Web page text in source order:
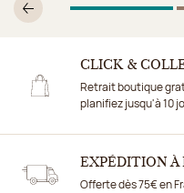
Précédent
1Sur
CLICK &
Retrait boutique
planifiez jusqu'à 10
EXPÉDITION À
Offerte dès 75€ en